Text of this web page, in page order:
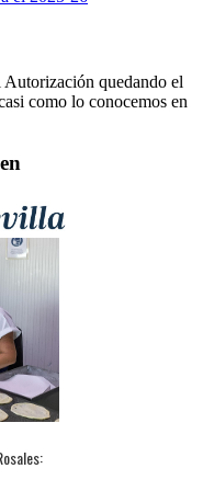
quedando el
como lo conocemos en